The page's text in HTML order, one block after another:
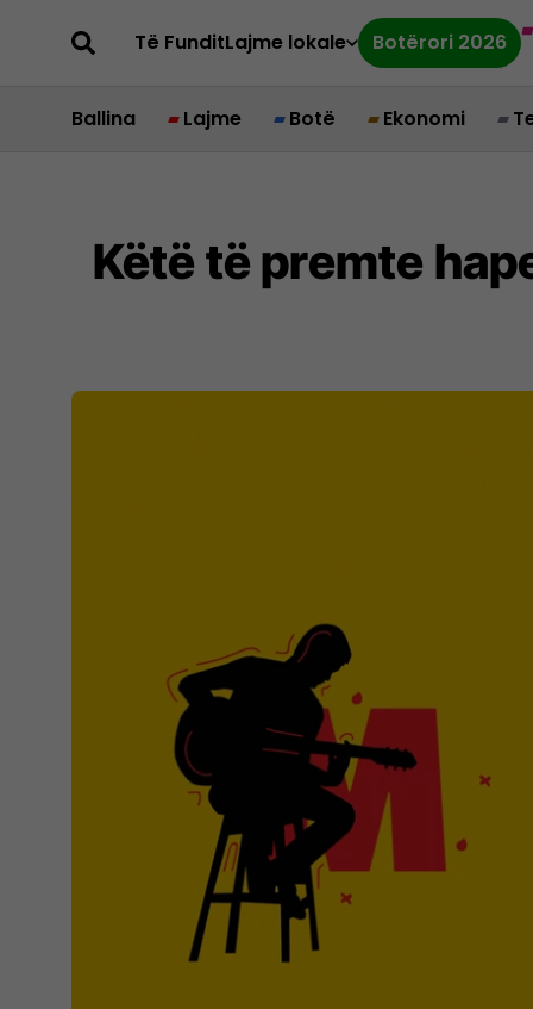
Të FunditLajme lokale Botërori 2026
Ballina Lajme Botë Ekonomi
Këtë të premte